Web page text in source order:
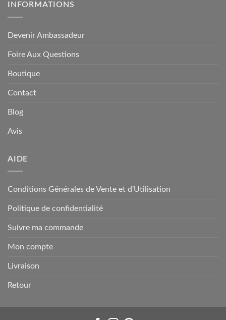
INFORMATIONS
Devenir Ambassadeur
Foire Aux Questions
Boutique
Contact
Blog
Avis
AIDE
Conditions Générales de Vente et d’Utilisation
Politique de confidentialité
Suivre ma commande
Mon compte
Livraison
Retour